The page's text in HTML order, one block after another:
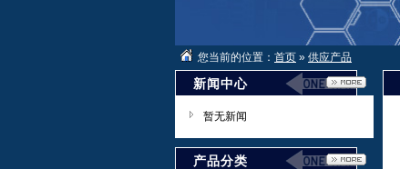
您当前的位置： 首页 » 供应产品
新闻中心
暂无新闻
产品分类